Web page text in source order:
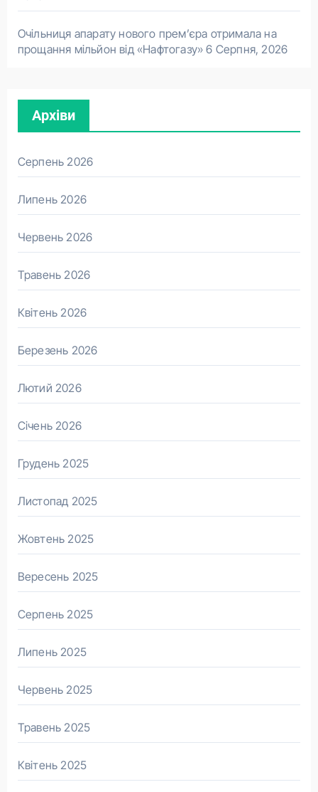
Очільниця апарату нового прем’єра отримала на
прощання мільйон від «Нафтогазу» 6 Серпня, 2026
Архіви
Серпень 2026
Липень 2026
Червень 2026
Травень 2026
Квітень 2026
Березень 2026
Лютий 2026
Січень 2026
Грудень 2025
Листопад 2025
Жовтень 2025
Вересень 2025
Серпень 2025
Липень 2025
Червень 2025
Травень 2025
Квітень 2025